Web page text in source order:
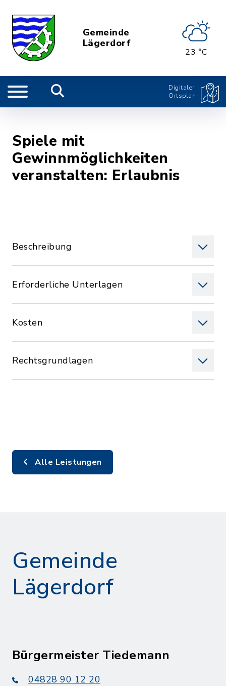
Gemeinde
Lägerdorf
23 °C
Digitaler
Ortsplan
Spiele mit
Gewinnmöglichkeiten
veranstalten: Erlaubnis
Beschreibung
Erforderliche Unterlagen
Kosten
Rechtsgrundlagen
Alle Leistungen
Gemeinde
Lägerdorf
Bürgermeister Tiedemann
04828 90 12 20